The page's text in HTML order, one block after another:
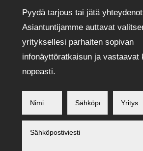
Pyydä tarjous tai jätä
Asiantuntijamme auttavat
yrityksellesi parhaiten sopivan
infonäyttöratkaisun ja
nopeasti.